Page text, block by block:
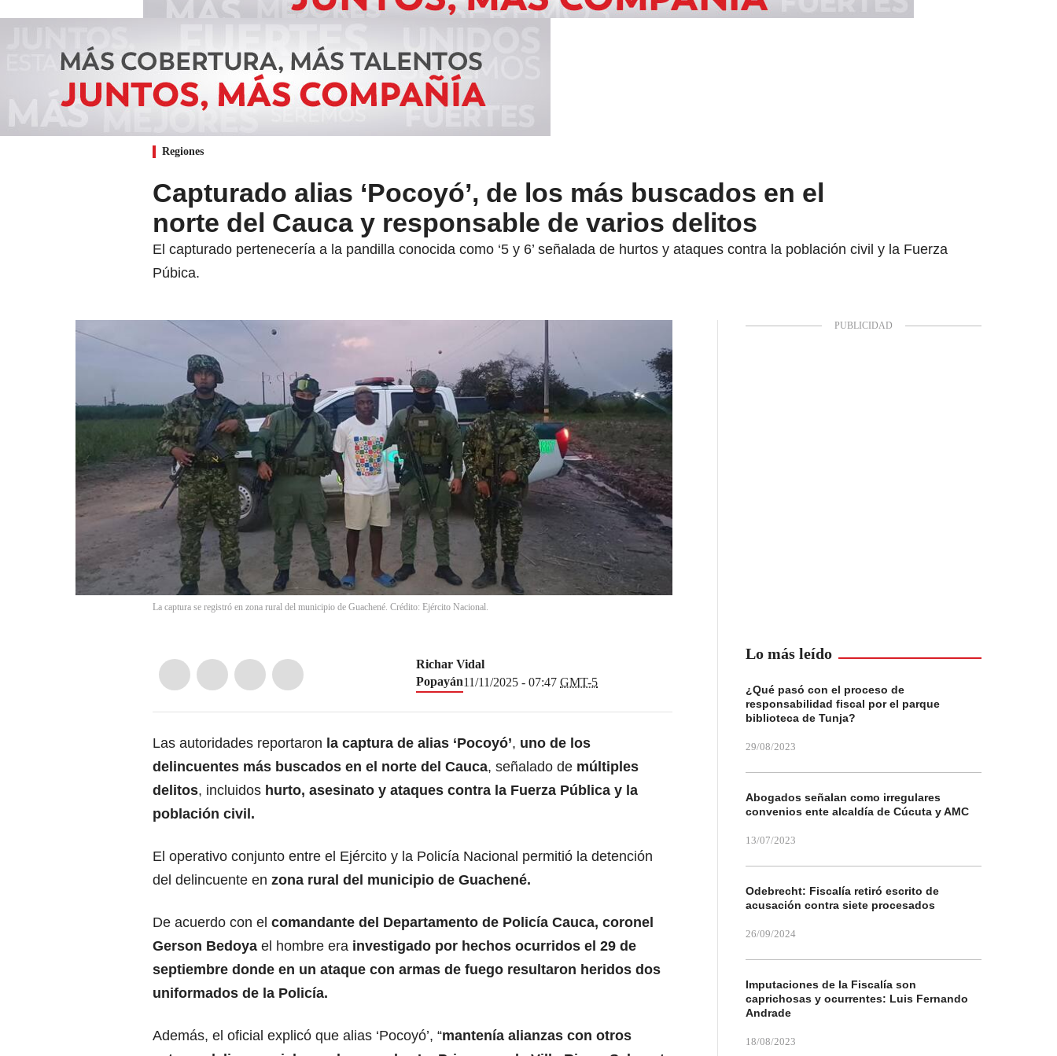
Regiones
Capturado alias ‘Pocoyó’, de los más buscados en el
norte del Cauca y responsable de varios delitos
El capturado pertenecería a la pandilla conocida como ‘5 y 6’ señalada de hurtos y ataques contra la población civil y la Fuerza
Púbica.
La captura se registró en zona rural del municipio de Guachené. Crédito: Ejército Nacional.
Richar Vidal
Popayán11/11/2025 - 07:47 GMT-5
Las autoridades reportaron la captura de alias ‘Pocoyó’, uno de los
delincuentes más buscados en el norte del Cauca, señalado de múltiples
delitos, incluidos hurto, asesinato y ataques contra la Fuerza Pública y la
población civil.
El operativo conjunto entre el Ejército y la Policía Nacional permitió la detención
del delincuente en zona rural del municipio de Guachené.
De acuerdo con el comandante del Departamento de Policía Cauca, coronel
Gerson Bedoya el hombre era investigado por hechos ocurridos el 29 de
septiembre donde en un ataque con armas de fuego resultaron heridos dos
uniformados de la Policía.
Además, el oficial explicó que alias ‘Pocoyó’, “mantenía alianzas con otros
Lo más leído
¿Qué pasó con el proceso de
responsabilidad fiscal por el parque
biblioteca de Tunja?
29/08/2023
Abogados señalan como irregulares
convenios ente alcaldía de Cúcuta y AMC
13/07/2023
Odebrecht: Fiscalía retiró escrito de
acusación contra siete procesados
26/09/2024
Imputaciones de la Fiscalía son
caprichosas y ocurrentes: Luis Fernando
Andrade
18/08/2023